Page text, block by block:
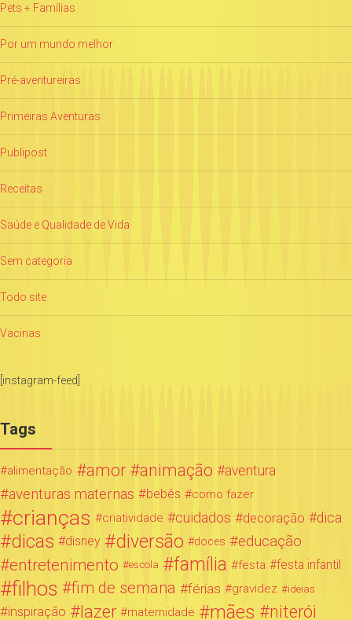
Pets + Famílias
Por um mundo melhor
Pré-aventureiras
Primeiras Aventuras
Publipost
Receitas
Saúde e Qualidade de Vida
Sem categoria
Todo site
Vacinas
[instagram-feed]
Tags
alimentação amor animação aventura
aventuras maternas bebês como fazer
crianças criatividade cuidados decoração dica
dicas disney diversão doces educação
entretenimento escola família festa festa infantil
filhos fim de semana férias gravidez ideias
inspiração lazer maternidade mães niterói